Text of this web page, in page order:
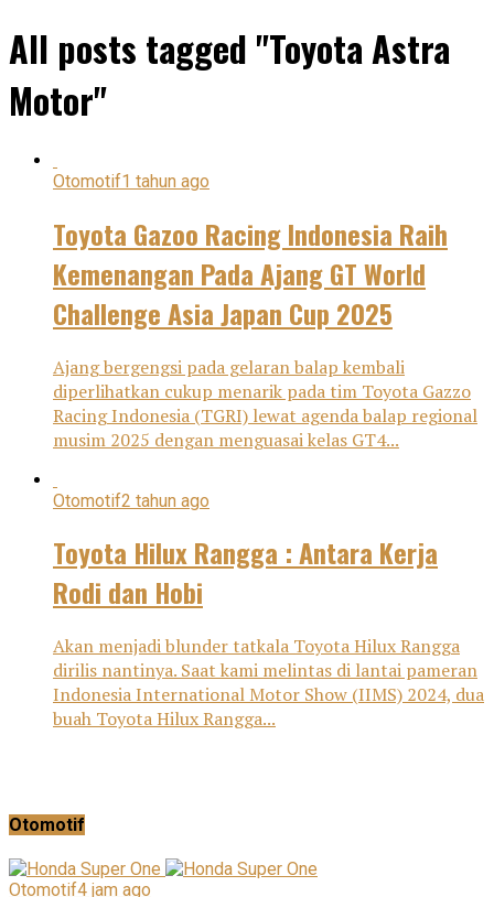
All posts tagged "Toyota Astra
Motor"
Otomotif1 tahun ago
Toyota Gazoo Racing Indonesia Raih
Kemenangan Pada Ajang GT World
Challenge Asia Japan Cup 2025
Ajang bergengsi pada gelaran balap kembali
diperlihatkan cukup menarik pada tim Toyota Gazzo
Racing Indonesia (TGRI) lewat agenda balap regional
musim 2025 dengan menguasai kelas GT4...
Otomotif2 tahun ago
Toyota Hilux Rangga : Antara Kerja
Rodi dan Hobi
Akan menjadi blunder tatkala Toyota Hilux Rangga
dirilis nantinya. Saat kami melintas di lantai pameran
Indonesia International Motor Show (IIMS) 2024, dua
buah Toyota Hilux Rangga...
Otomotif
Otomotif4 jam ago